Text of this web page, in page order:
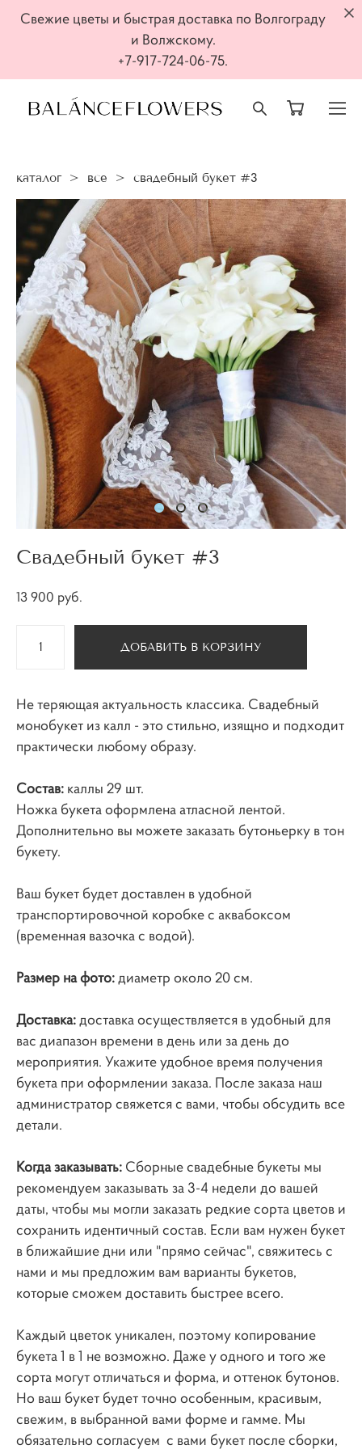
Свежие цветы и быстрая доставка по Волгограду
и Волжскому.
+7-917-724-06-75.
каталог > все > свадебный букет #3
Свадебный букет #3
13 900 pуб.
ДОБАВИТЬ В КОРЗИНУ
Не теряющая актуальность классика. Свадебный
монобукет из калл - это стильно, изящно и подходит
практически любому образу.
Состав: каллы 29 шт.
Ножка букета оформлена атласной лентой.
Дополнительно вы можете заказать бутоньерку в тон
букету.
Ваш букет будет доставлен в удобной
транспортировочной коробке с аквабоксом
(временная вазочка с водой).
Размер на фото:диаметр около 20 см.
Доставка:доставка осуществляется в удобный для
вас диапазон времени в день или за день до
мероприятия. Укажите удобное время получения
букета при оформлении заказа. После заказа наш
администратор свяжется с вами, чтобы обсудить все
детали.
Когда заказывать: Сборные свадебные букеты мы
рекомендуем заказывать за 3-4 недели до вашей
даты, чтобы мы могли заказать редкие сорта цветов и
сохранить идентичный состав. Если вам нужен букет
в ближайшие дни или "прямо сейчас", свяжитесь с
нами и мы предложим вам варианты букетов,
которые сможем доставить быстрее всего.
Каждый цветок уникален, поэтому копирование
букета 1 в 1 не возможно. Даже у одного и того же
сорта могут отличаться и форма, и оттенок бутонов.
Но ваш букет будет точно особенным, красивым,
свежим, в выбранной вами форме и гамме. Мы
обязательно согласуем с вами букет после сборки,